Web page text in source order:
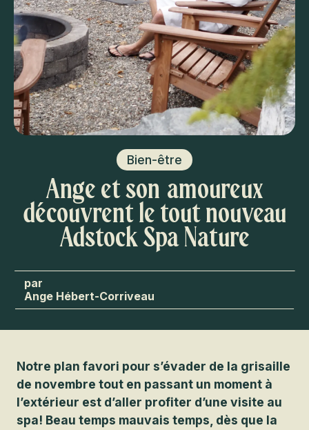
Bien-être
Ange et son amoureux
découvrent le tout nouveau
Adstock Spa Nature
Ange Hébert-Corriveau
Notre plan favori pour s’évader de la grisaille
de novembre tout en passant un moment à
l’extérieur est d’aller profiter d’une visite au
spa! Beau temps mauvais temps, dès que la